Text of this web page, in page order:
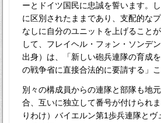
ーとドイツ国民に忠誠を誓います。
に区別されたままであり、支配的な
なしに自分のユニットを上げること
して、フレイヘル・フォン・ソンデ
出身）は、「新しい砲兵連隊の育成
の戦争省に直接合法的に要請する」こ
別々の構成員からの連隊と部隊も地
合、互いに独立して番号が付けられ
りわけ）バイエルン第1歩兵連隊と